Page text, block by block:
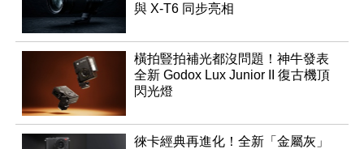
與 X-T6 同步亮相
橫拍豎拍補光都沒問題！神牛發表
全新 Godox Lux Junior II 復古機頂
閃光燈
徠卡經典再進化！全新「金屬灰」